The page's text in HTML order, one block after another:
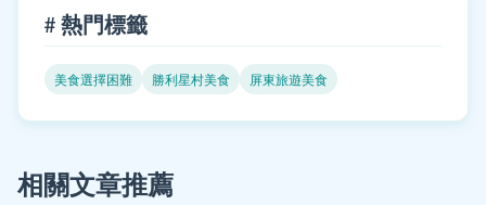
# 熱門標籤
美食選擇困難 勝利星村美食 屏東旅遊美食
相關文章推薦